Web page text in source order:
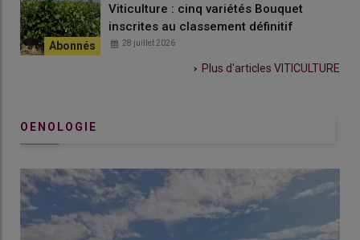
Viticulture : cinq variétés Bouquet
inscrites au classement définitif
28 juillet 2026
Plus d'articles VITICULTURE
OENOLOGIE